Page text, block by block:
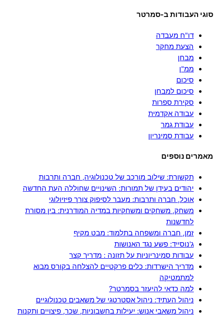
סוגי העבודות ב-סמרטר
דו"ח מעבדה
הצעת מחקר
מבחן
ממ"ן
סיכום
סיכום למבחן
סקירת ספרות
עבודה אקדמית
עבודת גמר
עבודת סמינריון
מאמרים נוספים
תקשורת: שילוב מורכב של טכנולוגיה, חברה ותרבות
יהודים בעידן של תמורות: השינויים שחוללה העת החדשה
אוכל, חברה ותרבות: מעבר לסיפוק צורך פיזיולוגי
משחק, משחקים ומשחקיות במדיה המודרנית: בין מסורת
לחדשנות
זמן, חברה ומשפחה בתלמוד: מבט מקיף
ג'נוסייד: פשע נגד האנושות
עבודות סמינריוניות על תזונה : מדריך קצר
מדריך הישרדות: כלים פרקטיים להצלחה בקורס מבוא
למתמטיקה
למה כדאי להיעזר בסמרטר?
ניהול העתיד: ניהול אסטרטגי של משאבים טכנולוגיים
ניהול משאבי אנוש: יעילות בחשבוניות, שכר, פיצויים ותקנות